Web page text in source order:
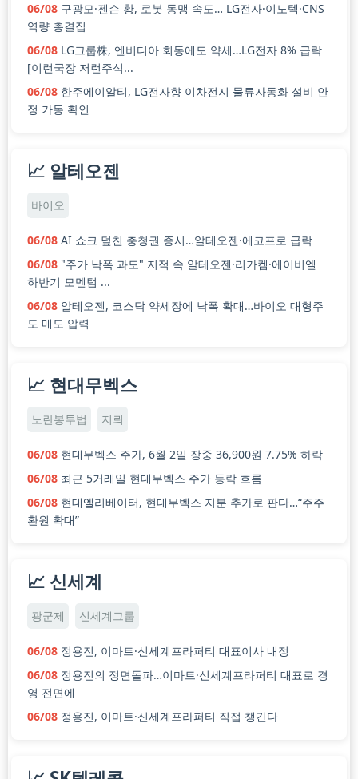
06/08 구광모·젠슨 황, 로봇 동맹 속도… LG전자·이노텍·CNS
역량 총결집
06/08 LG그룹株, 엔비디아 회동에도 약세…LG전자 8% 급락
[이런국장 저런주식...
06/08 한주에이알티, LG전자향 이차전지 물류자동화 설비 안
정 가동 확인
📈 알테오젠
바이오
06/08 AI 쇼크 덮친 충청권 증시…알테오젠·에코프로 급락
06/08 "주가 낙폭 과도" 지적 속 알테오젠·리가켐·에이비엘
하반기 모멘텀 ...
06/08 알테오젠, 코스닥 약세장에 낙폭 확대…바이오 대형주
도 매도 압력
📈 현대무벡스
노란봉투법 지뢰
06/08 현대무벡스 주가, 6월 2일 장중 36,900원 7.75% 하락
06/08 최근 5거래일 현대무벡스 주가 등락 흐름
06/08 현대엘리베이터, 현대무벡스 지분 추가로 판다…“주주
환원 확대”
📈 신세계
광군제 신세계그룹
06/08 정용진, 이마트·신세계프라퍼티 대표이사 내정
06/08 정용진의 정면돌파…이마트·신세계프라퍼티 대표로 경
영 전면에
06/08 정용진, 이마트·신세계프라퍼티 직접 챙긴다